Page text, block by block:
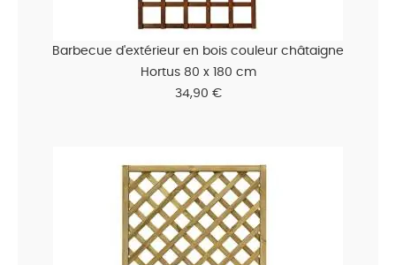
Barbecue d'extérieur en bois couleur châtaigne
Hortus 80 x 180 cm
34,90 €